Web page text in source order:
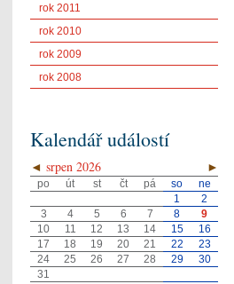
rok 2011
rok 2010
rok 2009
rok 2008
Kalendář událostí
◄ ►
srpen 2026
po út st čt pá so
ne
1
2
3
4 5 6 7 8
9
10
11 12 13 14 15
16
17
18 19 20 21 22
23
24
25 26 27 28 29
30
31